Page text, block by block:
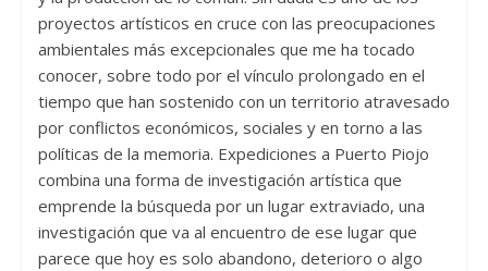
proyectos artísticos en cruce con las preocupaciones
ambientales más excepcionales que me ha tocado
conocer, sobre todo por el vínculo prolongado en el
tiempo que han sostenido con un territorio atravesado
por conflictos económicos, sociales y en torno a las
políticas de la memoria. Expediciones a Puerto Piojo
combina una forma de investigación artística que
emprende la búsqueda por un lugar extraviado, una
investigación que va al encuentro de ese lugar que
parece que hoy es solo abandono, deterioro o algo